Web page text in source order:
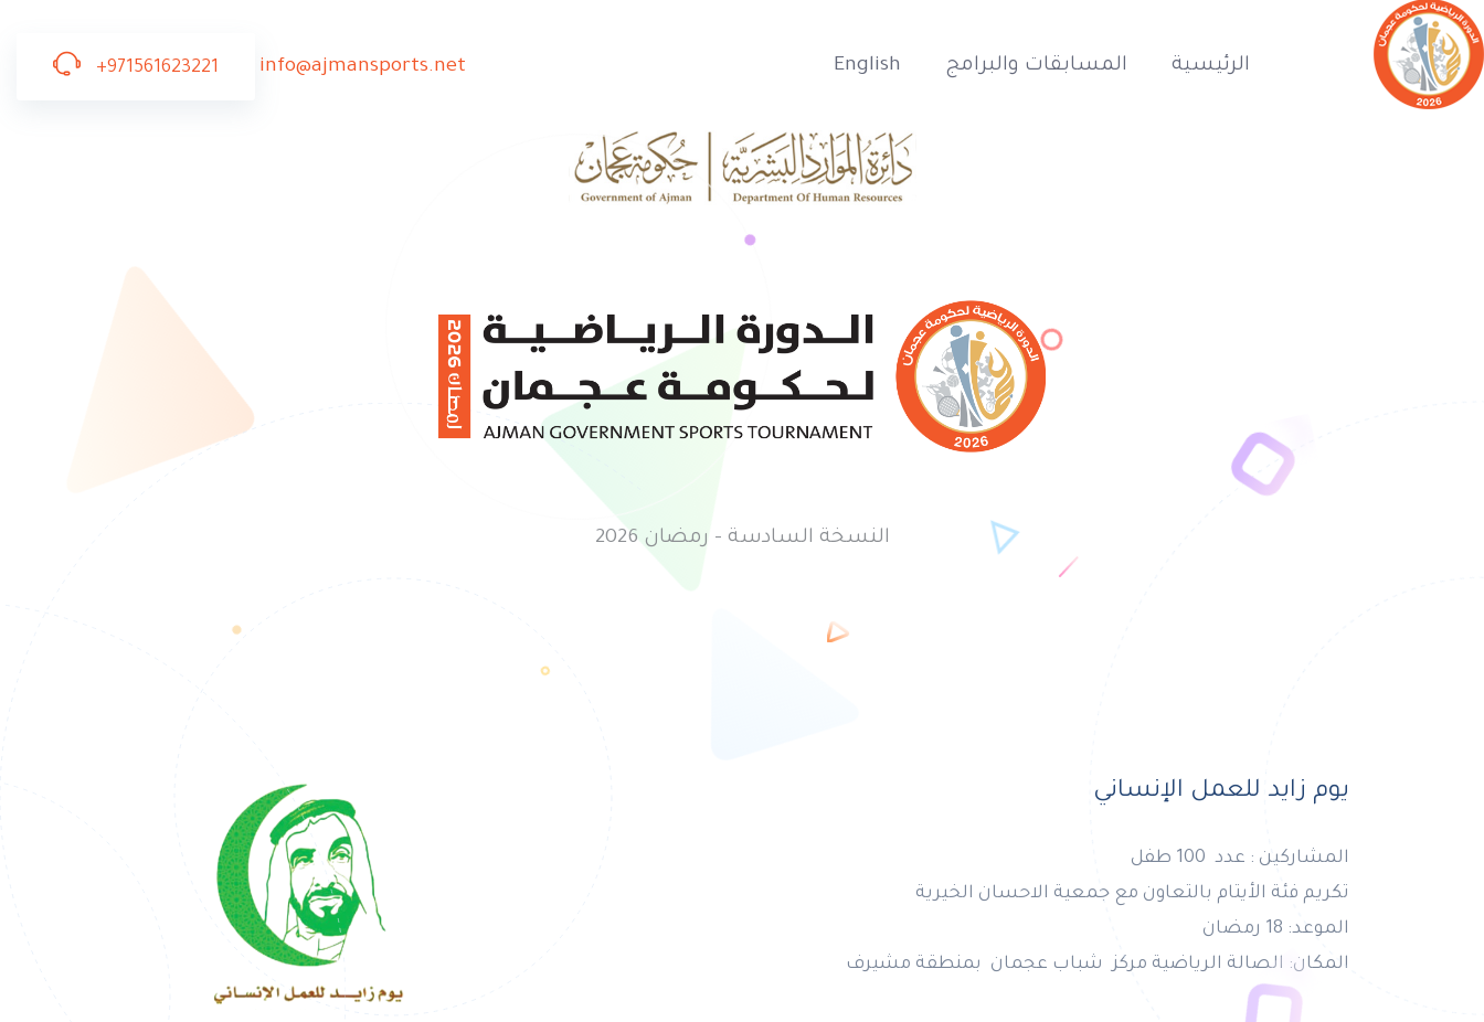
الرئيسية المسابقات والبرامج English
info@ajmansports.net
+971561623221
النسخة السادسة - رمضان 2026
يوم زايد للعمل الإنساني
المشاركين : عدد 100 طفل
تكريم فئة الأيتام بالتعاون مع جمعية الاحسان الخيرية
الموعد: 18 رمضان
المكان: الصالة الرياضية مركز شباب عجمان بمنطقة مشيرف